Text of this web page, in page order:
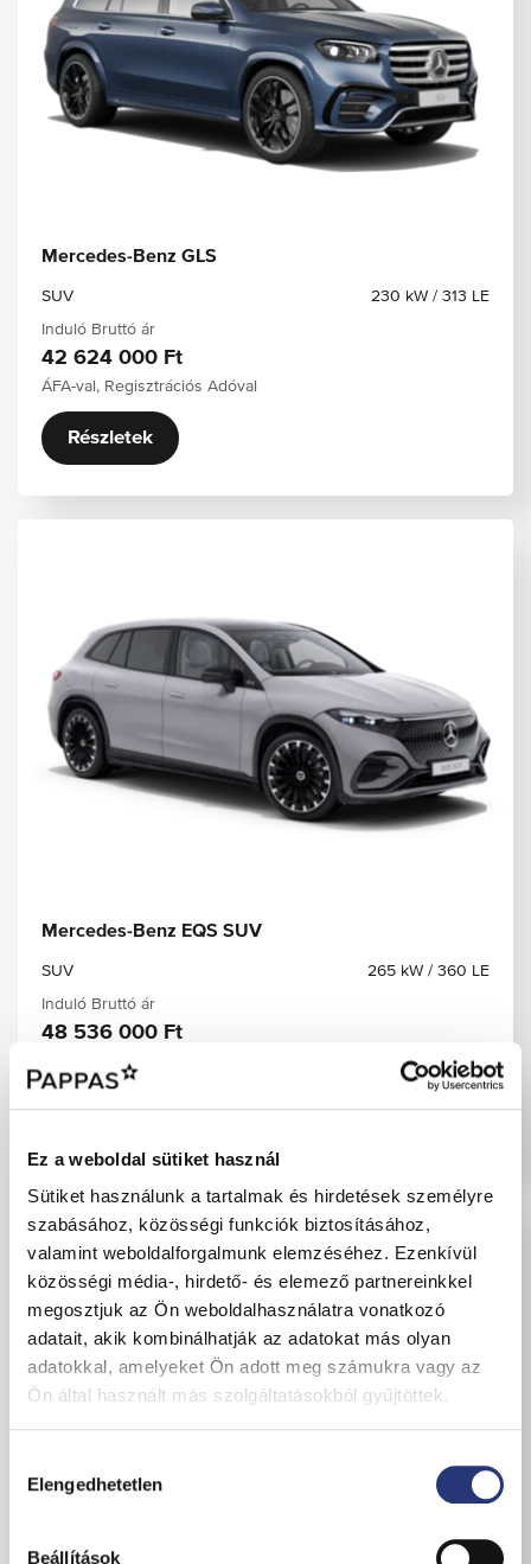
Ez a weboldal sütiket használ
Sütiket használunk a tartalmak és hirdetések személyre
szabásához, közösségi funkciók biztosításához,
valamint weboldalforgalmunk elemzéséhez. Ezenkívül
közösségi média-, hirdető- és elemező partnereinkkel
megosztjuk az Ön weboldalhasználatra vonatkozó
adatait, akik kombinálhatják az adatokat más olyan
adatokkal, amelyeket Ön adott meg számukra vagy az
Ön által használt más szolgáltatásokból gyűjtöttek.
Elengedhetetlen
Beállítások
Mercedes-Benz GLS
SUV
230 kW / 313 LE
Induló Bruttó ár
42 624 000 Ft
ÁFA-val, Regisztrációs Adóval
Részletek
Mercedes-Benz EQS SUV
SUV
265 kW / 360 LE
Induló Bruttó ár
48 536 000 Ft
ÁFA-val, Regisztrációs Adóval
Részletek